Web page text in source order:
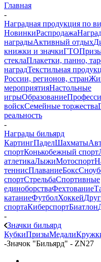
Главная
-
Наградная продукция по
НовинкиРаспродажа
наградыАктивный отдых
книжки и значкиГТО
стеклаПлакетки, панно,
наградТекстильная
России, регионов, стран
мероприятияНастольные
игрыОбразование
войскСемейные торжества
реальность
-
Награды бильярд
КартингПаделШахматы
спортКонькобежный спорт
атлетикаЛыжиМотоспорт
теннисПлаваниеБокс
спортСтрельбаСпортивные
единоборстваФехтование
катаниеФутболХоккей
спортаКиберспортБиатлон
-
Значки бильярд
КубкиПризыМедали
-Значок "Бильярд" - ZN27